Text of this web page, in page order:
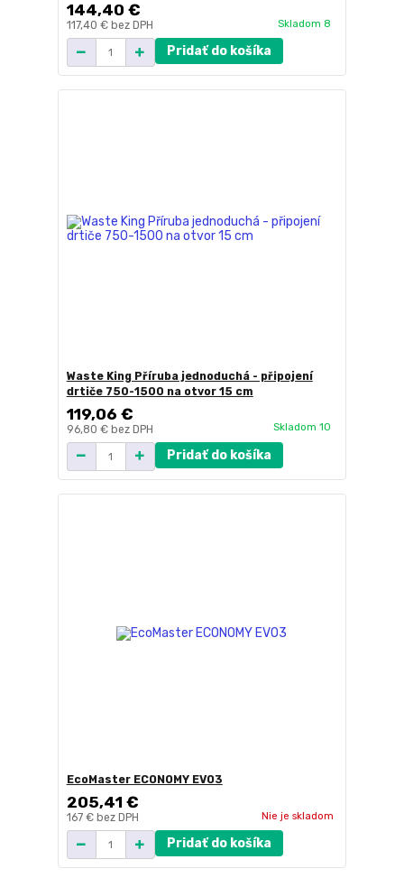
144,40 €
117,40 € bez DPH Skladom 8
Pridať do košíka
Waste King Příruba jednoduchá - připojení
drtiče 750-1500 na otvor 15 cm
119,06 €
96,80 € bez DPH Skladom 10
Pridať do košíka
EcoMaster ECONOMY EVO3
205,41 €
167 € bez DPH Nie je skladom
Pridať do košíka